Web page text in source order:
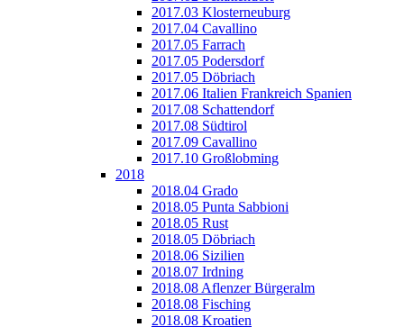
2017.03 Klosterneuburg
2017.04 Cavallino
2017.05 Farrach
2017.05 Podersdorf
2017.05 Döbriach
2017.06 Italien Frankreich Spanien
2017.08 Schattendorf
2017.08 Südtirol
2017.09 Cavallino
2017.10 Großlobming
2018
2018.04 Grado
2018.05 Punta Sabbioni
2018.05 Rust
2018.05 Döbriach
2018.06 Sizilien
2018.07 Irdning
2018.08 Aflenzer Bürgeralm
2018.08 Fisching
2018.08 Kroatien